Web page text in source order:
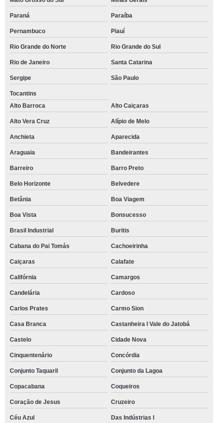
Paraná Paraíba
Pernambuco Piauí
Rio Grande do Norte Rio Grande do Sul
Rio de Janeiro Santa Catarina
Sergipe São Paulo
Tocantins
Alto Barroca
Alto Caiçaras
Alto Vera Cruz Alípio de Melo
Anchieta Aparecida
Araguaia Bandeirantes
Barreiro Barro Preto
Belo Horizonte Belvedere
Betânia Boa Viagem
Boa Vista Bonsucesso
Brasil Industrial Buritis
Cabana do Pai Tomás Cachoeirinha
Caiçaras Calafate
Califórnia Camargos
Candelária Cardoso
Carlos Prates Carmo Sion
Casa Branca Castanheira I Vale do Jatobá
Castelo Cidade Nova
Cinquentenário Concórdia
Conjunto Taquaril Conjunto da Lagoa
Copacabana Coqueiros
Coração de Jesus Cruzeiro
Céu Azul Das Indústrias I